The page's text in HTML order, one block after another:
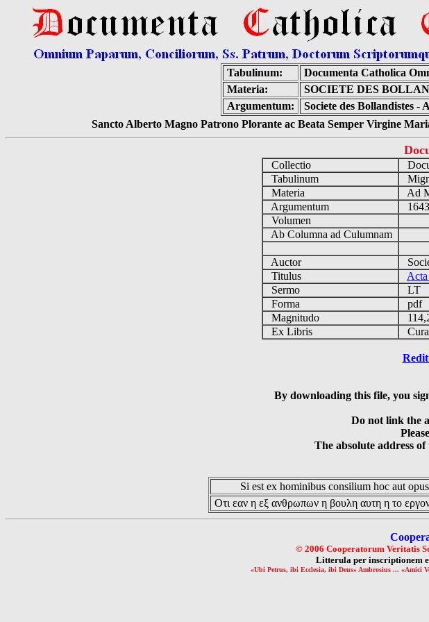
Tabulinum:
Documenta Catholica
Materia:
SOCIETE DES
Argumentum:
Societe des Bollandistes -
Sancto Alberto Magno Patrono Plorante ac Beata Semper Virgine
Collectio
Tabulinum
Materia
Ad
Argumentum
Volumen
Ab Columna ad Culumnam
Auctor
Titulus
Sermo
LT
Forma
pdf
Magnitudo
Ex Libris
By downloading this file, you
Do not link the
The absolute address
Si est ex hominibus consilium hoc aut
Οτι εαν η εξ ανθρωπων η βουλη αυτη η το
© 2006 Cooperatorum Veritatis
Litterula per inscriptionem
«Ubi Petrus, ibi Ecclesia, ibi Deus» Ambrosius ... «Amici